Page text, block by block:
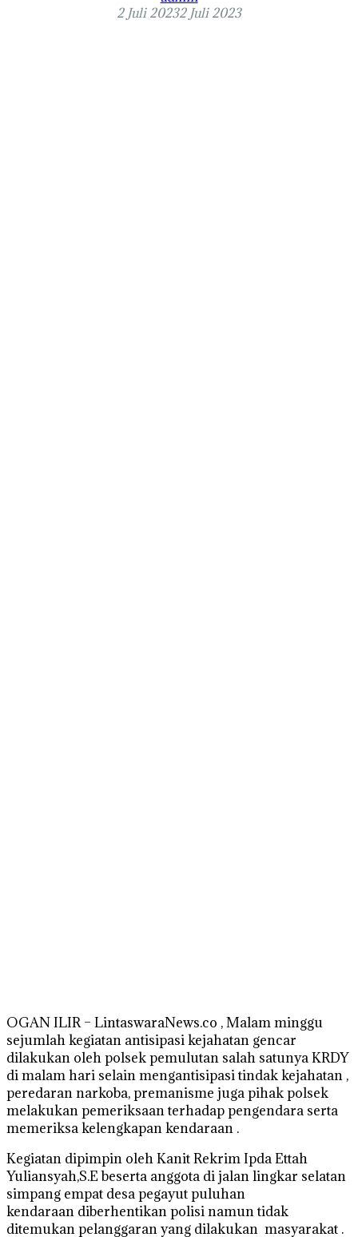
2 Juli 20232 Juli 2023
OGAN ILIR – LintaswaraNews.co , Malam minggu
sejumlah kegiatan antisipasi kejahatan gencar
dilakukan oleh polsek pemulutan salah satunya KRDY
di malam hari selain mengantisipasi tindak kejahatan ,
peredaran narkoba, premanisme juga pihak polsek
melakukan pemeriksaan terhadap pengendara serta
memeriksa kelengkapan kendaraan .
Kegiatan dipimpin oleh Kanit Rekrim Ipda Ettah
Yuliansyah,S.E beserta anggota di jalan lingkar selatan
simpang empat desa pegayut puluhan
kendaraan diberhentikan polisi namun tidak
ditemukan pelanggaran yang dilakukan masyarakat .